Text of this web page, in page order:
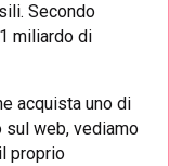
Secondo
miliardo di
acquista uno di
web, vediamo
proprio